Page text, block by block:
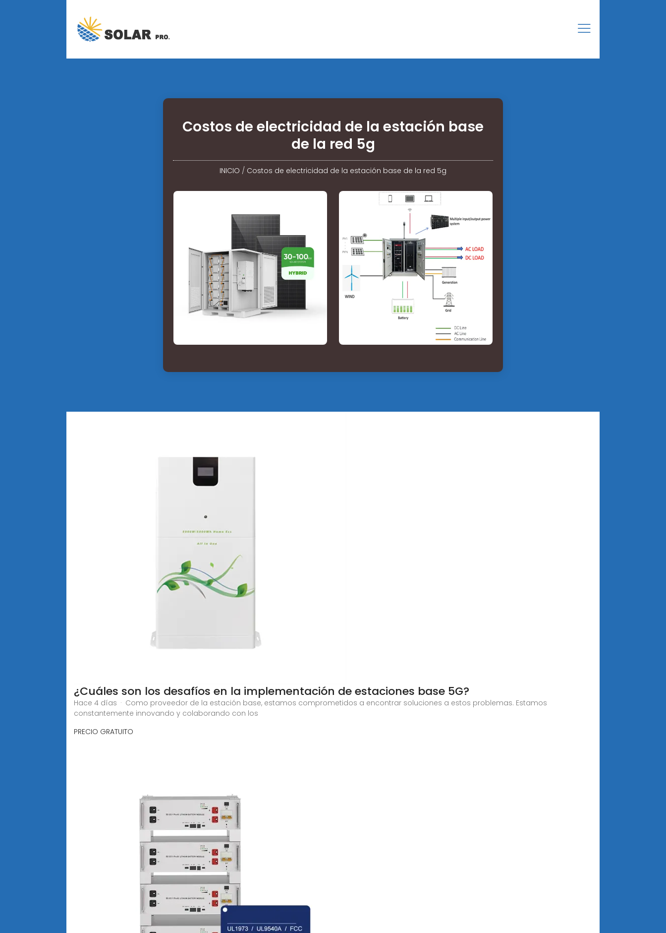
Costos de electricidad de la estación base
de la red 5g
INICIO / Costos de electricidad de la estación base de la red 5g
¿Cuáles son los desafíos en la implementación de estaciones base 5G?
Hace 4 días · Como proveedor de la estación base, estamos comprometidos a encontrar soluciones a estos problemas. Estamos
constantemente innovando y colaborando con los
PRECIO GRATUITO